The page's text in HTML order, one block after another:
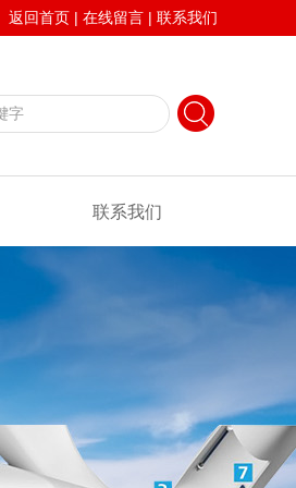
返回首页 | 在线留言 | 联系我们
联系我们